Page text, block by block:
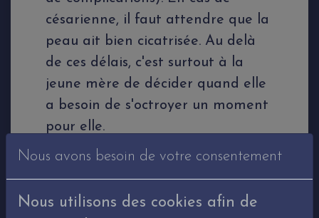
césarienne, il faut attendre que la
peau ait bien cicatrisée. Au delà
de ces délais, c'est surtout à la
jeune mère de décider quand elle
a besoin de s'octroyer un moment
pour elle.
Avant toute prise de rendez-vous,
j'échange avec la personne
concernée pour avoir quelques
Nous avons besoin de votre consentement
Nous utilisons des cookies afin de